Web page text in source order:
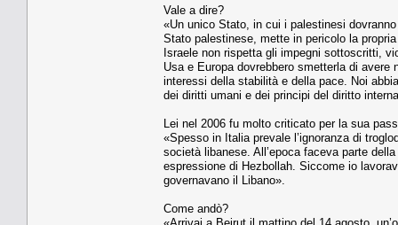
Vale a dire?
«Un unico Stato, in cui i palestinesi
Stato palestinese, mette in pericolo la
Israele non rispetta gli impegni sottoscritti,
Usa e Europa dovrebbero smetterla di
interessi della stabilità e della pace. Noi
dei diritti umani e dei principi del diritto
Lei nel 2006 fu molto criticato per la sua
«Spesso in Italia prevale l’ignoranza di
società libanese. All’epoca faceva parte
espressione di Hezbollah. Siccome io
governavano il Libano».
Come andò?